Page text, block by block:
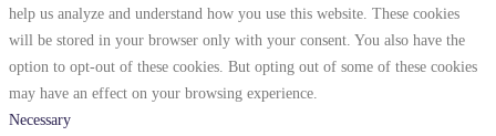
help us analyze and understand how you use this website. These cookies
will be stored in your browser only with your consent. You also have the
option to opt-out of these cookies. But opting out of some of these cookies
may have an effect on your browsing experience.
Necessary